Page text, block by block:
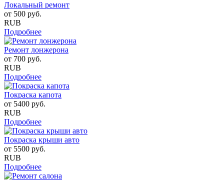
Локальный ремонт
от 500 руб.
RUB
Подробнее
Ремонт лонжерона
от 700 руб.
RUB
Подробнее
Покраска капота
от 5400 руб.
RUB
Подробнее
Покраска крыши авто
от 5500 руб.
RUB
Подробнее